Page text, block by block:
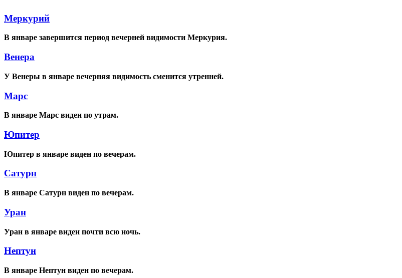
Меркурий
В январе завершится период вечерней видимости Меркурия.
Венера
У Венеры в январе вечерняя видимость сменится утренней.
Марс
В январе Марс виден по утрам.
Юпитер
Юпитер в январе виден по вечерам.
Сатурн
В январе Сатурн виден по вечерам.
Уран
Уран в январе виден почти всю ночь.
Нептун
В январе Нептун виден по вечерам.